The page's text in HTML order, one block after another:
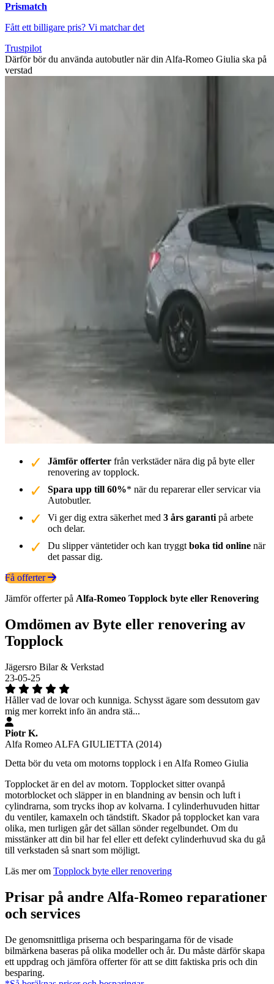
Prismatch
Fått ett billigare pris? Vi matchar det
Trustpilot
Därför bör du använda autobutler när din Alfa-Romeo Giulia ska på
verstad
Jämför offerter från verkstäder nära dig på byte eller
renovering av topplock.
Spara upp till 60%* när du reparerar eller servicar via
Autobutler.
Vi ger dig extra säkerhet med 3 års garanti på arbete
och delar.
Du slipper väntetider och kan tryggt boka tid online när
det passar dig.
Få offerter
Jämför offerter på Alfa-Romeo Topplock byte eller Renovering
Omdömen av Byte eller renovering av
Topplock
Jägersro Bilar & Verkstad
23-05-25
Håller vad de lovar och kunniga. Schysst ägare som dessutom gav
mig mer korrekt info än andra stä...
Piotr K.
Alfa Romeo ALFA GIULIETTA (2014)
Detta bör du veta om motorns topplock i en Alfa Romeo Giulia
Topplocket är en del av motorn. Topplocket sitter ovanpå
motorblocket och släpper in en blandning av bensin och luft i
cylindrarna, som trycks ihop av kolvarna. I cylinderhuvuden hittar
du ventiler, kamaxeln och tändstift. Skador på topplocket kan vara
olika, men turligen går det sällan sönder regelbundet. Om du
misstänker att din bil har fel eller ett defekt cylinderhuvud ska du gå
till verkstaden så snart som möjligt.
Läs mer om Topplock byte eller renovering
Prisar på andre Alfa-Romeo reparationer
och services
De genomsnittliga priserna och besparingarna för de visade
bilmärkena baseras på olika modeller och år. Du måste därför skapa
ett uppdrag och jämföra offerter för att se ditt faktiska pris och din
besparing.